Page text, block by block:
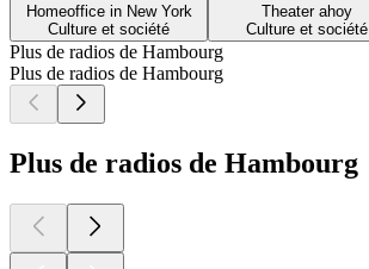
Homeoffice in New York
Culture et société
Theater ahoy
Culture et société
Plus de radios de Hambourg
Plus de radios de Hambourg
Plus de radios de Hambourg